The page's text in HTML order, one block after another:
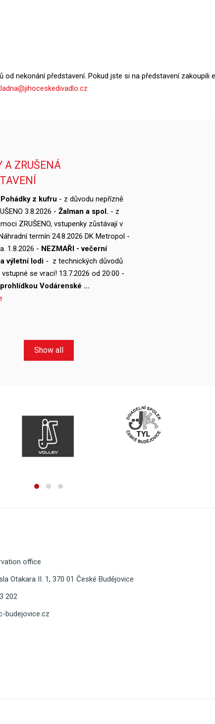
nekonání představení. Pokud jste si na představení zakoupili
A ZRUŠENÁ
Pohádky z kufru - z důvodu nepřízně
3.8.2026 - Žalman a spol. - z
ZRUŠENO, vstupenky zůstávají v
termín 24.8.2026 DK Metropol -
1.8.2026 - NEZMAŘI - večerní
výletní lodi - z technických důvodů
vstupné se vrací! 13.7.2026 od 20:00 -
Vodárenské …
Show all
office
Otakara II. 1, 370 01 České Budějovice
202
budejovice.cz